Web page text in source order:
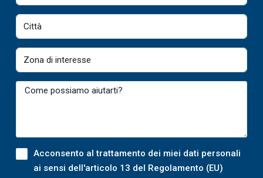
Acconsento al trattamento dei miei dati personali
ai sensi dell'articolo 13 del Regolamento (EU)